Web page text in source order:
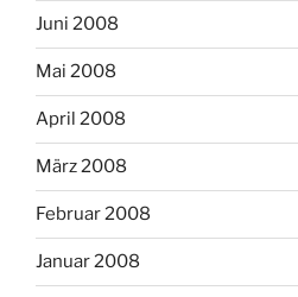
Juni 2008
Mai 2008
April 2008
März 2008
Februar 2008
Januar 2008